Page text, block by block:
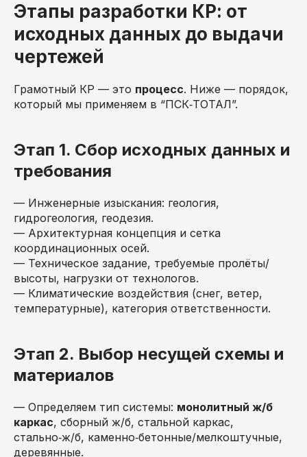
Этапы разработки КР: от
исходных данных до выдачи
чертежей
Грамотный КР — это процесс. Ниже — порядок,
который мы применяем в “ПСК‑ТОТАЛ”.
Этап 1. Сбор исходных данных и
требования
— Инженерные изыскания: геология,
гидрогеология, геодезия.
— Архитектурная концепция и сетка
координационных осей.
— Техническое задание, требуемые пролёты/
высоты, нагрузки от технологов.
— Климатические воздействия (снег, ветер,
температурные), категория ответственности.
Этап 2. Выбор несущей схемы и
материалов
— Определяем тип системы: монолитный ж/б
каркас, сборный ж/б, стальной каркас,
стально‑ж/б, каменно‑бетонные/мелкоштучные,
деревянные.